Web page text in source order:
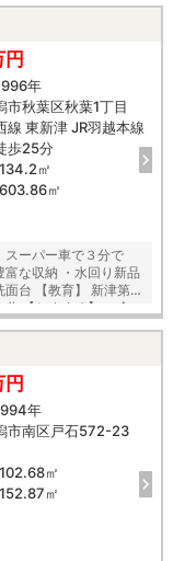
圧迫感のないタンク
円
年
市秋葉区秋葉1丁目
線 東新津 JR羽越本線
歩25分
134.2㎡
603.86㎡
スーパー車で３分で
な収納 ・水回り新品
津第
全
縁側 ・納戸や外部収
円
年
市南区戸石572-23
102.68㎡
152.87㎡